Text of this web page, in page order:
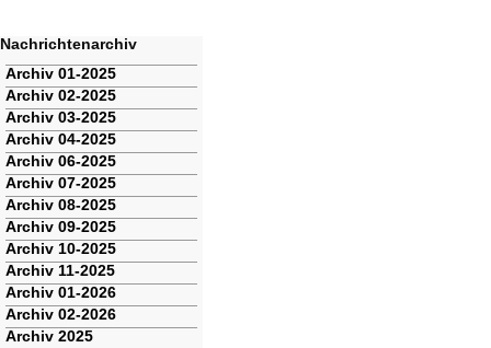
Nachrichtenarchiv
Navigation
überspringen
Archiv 01-2025
Archiv 02-2025
Archiv 03-2025
Archiv 04-2025
Archiv 06-2025
Archiv 07-2025
Archiv 08-2025
Archiv 09-2025
Archiv 10-2025
Archiv 11-2025
Archiv 01-2026
Archiv 02-2026
Archiv 2025